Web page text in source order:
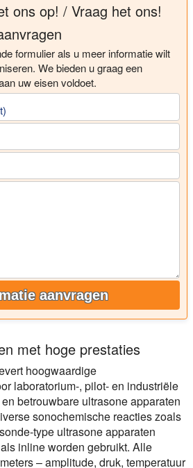
ons op! / Vraag het ons!
formulier als u meer informatie wilt
We bieden u graag een
uw eisen voldoet.
aanvragen
met hoge prestaties
hoogwaardige
laboratorium-, pilot- en industriële
betrouwbare ultrasone apparaten
sonochemische reacties zoals
type ultrasone apparaten
inline worden gebruikt. Alle
– amplitude, druk, temperatuur